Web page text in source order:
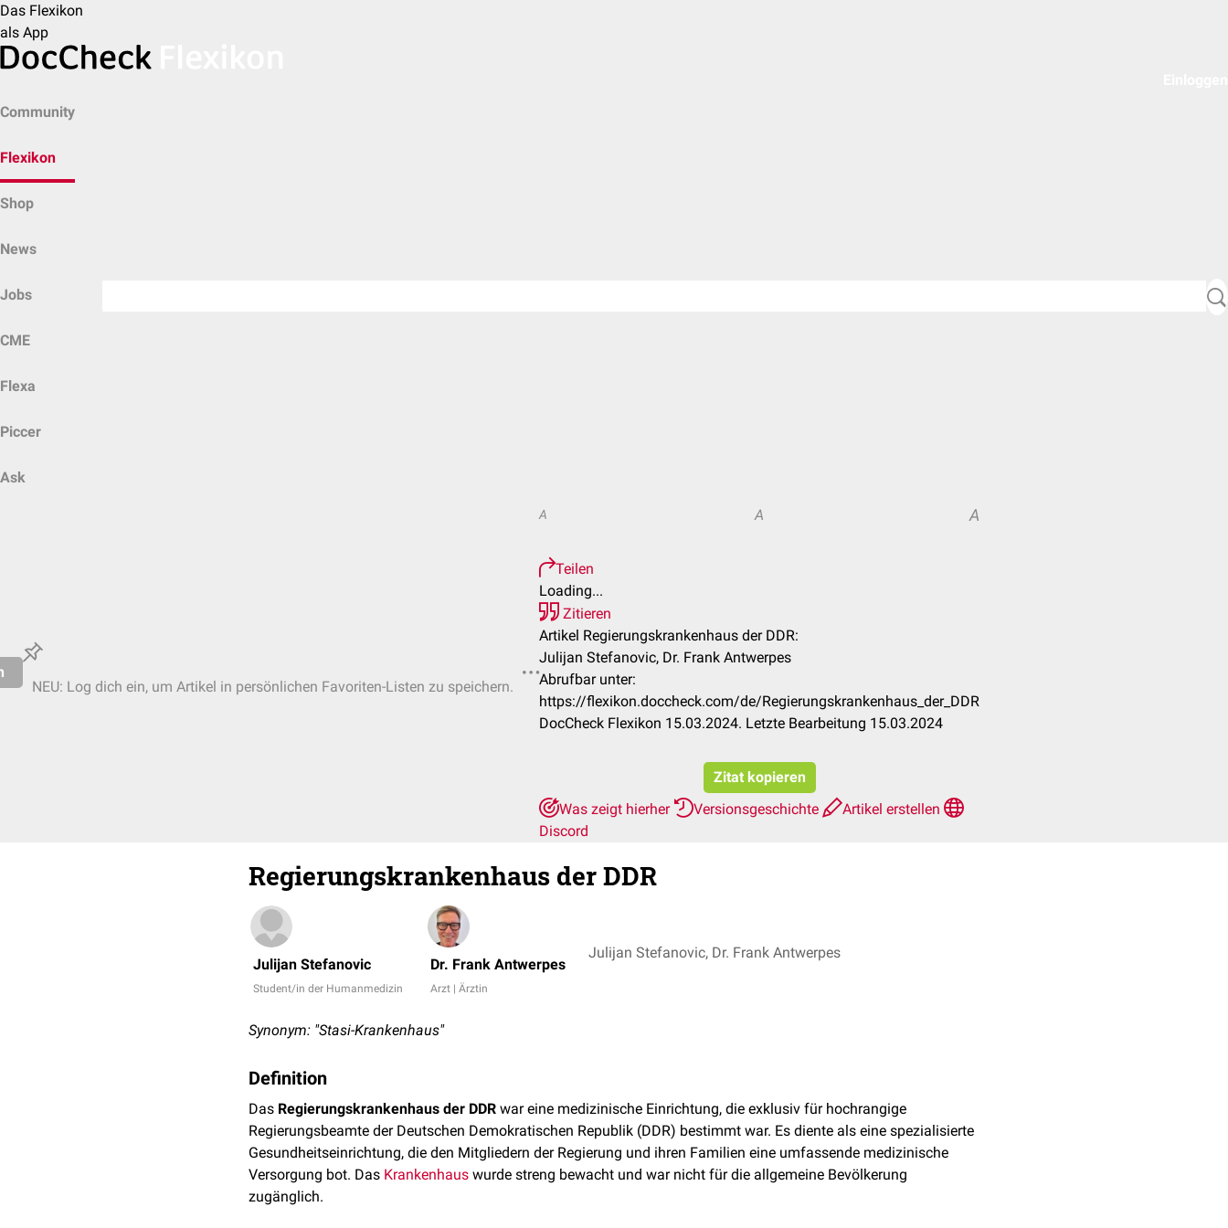
Das Flexikon
als App
Community
Flexikon
Shop
News
Jobs
CME
Flexa
Piccer
Ask
NEU: Log dich ein, um Artikel in persönlichen Favoriten-Listen zu speichern.
A A A
Teilen
Loading...
Zitieren
Artikel Regierungskrankenhaus der DDR:
Julijan Stefanovic, Dr. Frank Antwerpes
Abrufbar unter:
https://flexikon.doccheck.com/de/Regierungskrankenhaus_der_DDR
DocCheck Flexikon 15.03.2024. Letzte Bearbeitung 15.03.2024
Zitat kopieren
Was zeigt hierher
Versionsgeschichte
Artikel erstellen
Discord
Regierungskrankenhaus der DDR
Julijan Stefanovic
Student/in der Humanmedizin
Dr. Frank Antwerpes
Arzt | Ärztin
Julijan Stefanovic, Dr. Frank Antwerpes
Synonym: "Stasi-Krankenhaus"
Definition
Das Regierungskrankenhaus der DDR war eine medizinische Einrichtung, die exklusiv für hochrangige
Regierungsbeamte der Deutschen Demokratischen Republik (DDR) bestimmt war. Es diente als eine spezialisierte
Gesundheitseinrichtung, die den Mitgliedern der Regierung und ihren Familien eine umfassende medizinische
Versorgung bot. Das Krankenhaus wurde streng bewacht und war nicht für die allgemeine Bevölkerung
zugänglich.